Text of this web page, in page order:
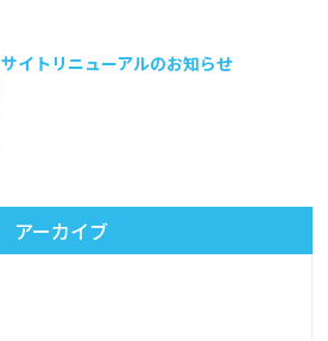
サイトリニューアルのお知らせ
アーカイブ